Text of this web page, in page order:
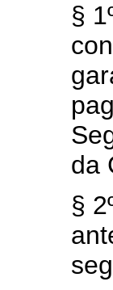
§
da
§